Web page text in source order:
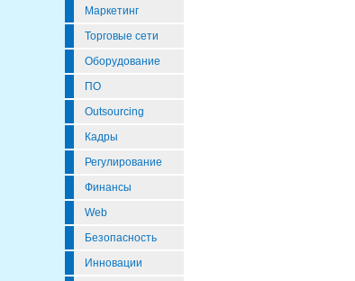
Маркетинг
Торговые сети
Оборудование
ПО
Outsourcing
Кадры
Регулирование
Финансы
Web
Безопасность
Инновации